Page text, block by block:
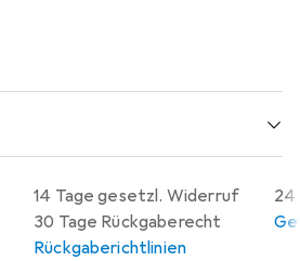
14 Tage gesetzl. Widerruf
30 Tage Rückgaberecht
Rückgaberichtlinien
24